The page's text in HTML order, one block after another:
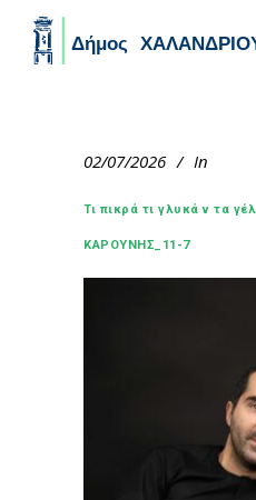
02/07/2026 In
Τι πικρά τι γλυκά ν τα
ΚΑΡΟΥΝΗΣ_11-7